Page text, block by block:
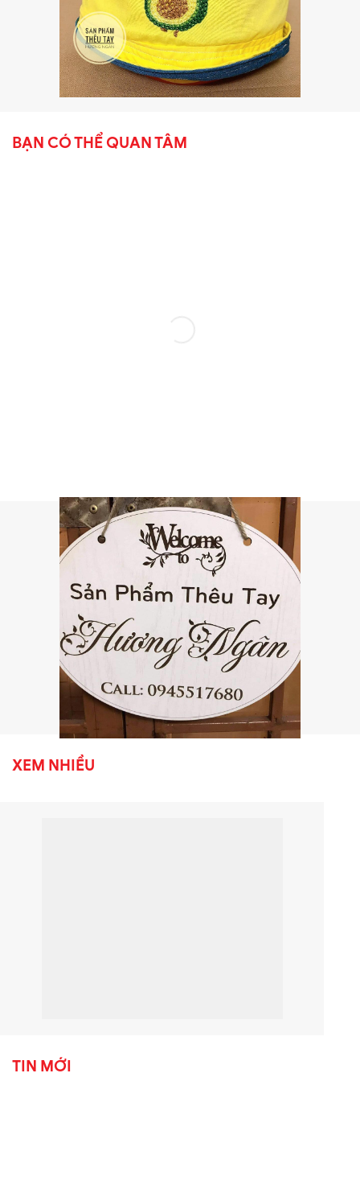
BẠN CÓ THỂ QUAN TÂM
XEM NHIỀU
TIN MỚI